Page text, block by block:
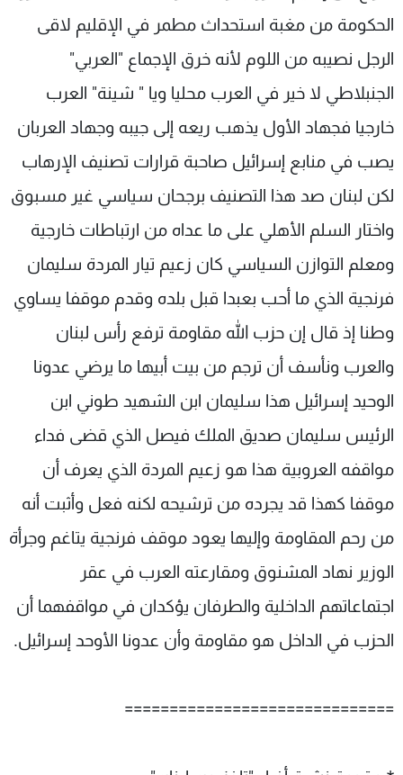
الحكومة من مغبة استحداث مطمر في الإقليم لاقى
الرجل نصيبه من اللوم لأنه خرق الإجماع "العربي"
الجنبلاطي لا خير في العرب محليا ويا " شينة" العرب
خارجيا فجهاد الأول يذهب ريعه إلى جيبه وجهاد العربان
يصب في منابع إسرائيل صاحبة قرارات تصنيف الإرهاب
لكن لبنان صد هذا التصنيف برجحان سياسي غير مسبوق
واختار السلم الأهلي على ما عداه من ارتباطات خارجية
ومعلم التوازن السياسي كان زعيم تيار المردة سليمان
فرنجية الذي ما أحب بعبدا قبل بلده وقدم موقفا يساوي
وطنا إذ قال إن حزب الله مقاومة ترفع رأس لبنان
والعرب ونأسف أن ترجم من بيت أبيها ما يرضي عدونا
الوحيد إسرائيل هذا سليمان ابن الشهيد طوني ابن
الرئيس سليمان صديق الملك فيصل الذي قضى فداء
مواقفه العروبية هذا هو زعيم المردة الذي يعرف أن
موقفا كهذا قد يجرده من ترشيحه لكنه فعل وأثبت أنه
من رحم المقاومة وإليها يعود موقف فرنجية يتاغم وجرأة
الوزير نهاد المشنوق ومقارعته العرب في عقر
اجتماعاتهم الداخلية والطرفان يؤكدان في مواقفهما أن
الحزب في الداخل هو مقاومة وأن عدونا الأوحد إسرائيل.
==============================